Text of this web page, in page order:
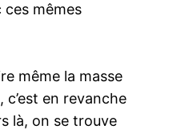
mêmes
même la masse
en revanche
là, on se trouve